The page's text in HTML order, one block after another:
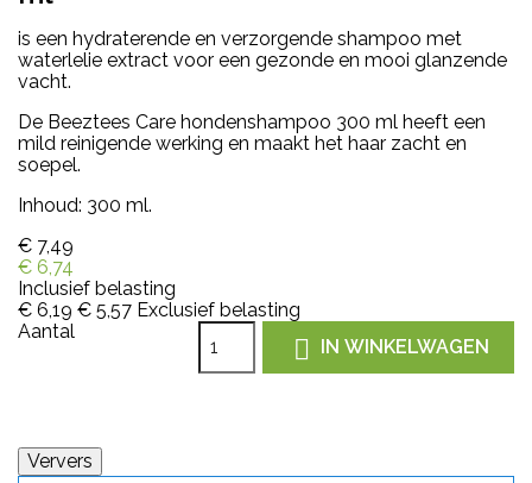
is een hydraterende en verzorgende shampoo met
waterlelie extract voor een gezonde en mooi glanzende
vacht.
De Beeztees Care hondenshampoo 300 ml heeft een
mild reinigende werking en maakt het haar zacht en
soepel.
Inhoud: 300 ml.
€ 7,49
€ 6,74
Inclusief belasting
€ 6,19 € 5,57 Exclusief belasting
Aantal
 IN WINKELWAGEN